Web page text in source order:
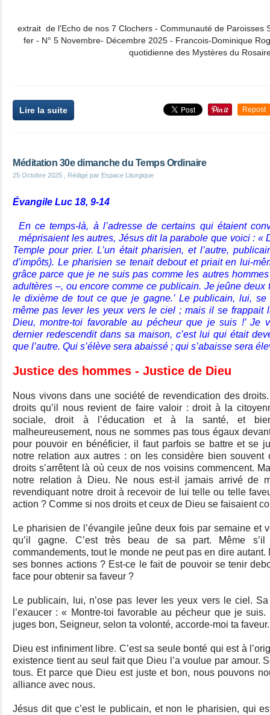
extrait de l'Echo de nos 7 Clochers - Communauté de Paroisses
fer - N° 5 Novembre- Décembre 2025 - Francois-Dominique
quotidienne des Mystères du
Lire la suite Repost
Méditation 30e dimanche du Temps Ordinaire
25 Octobre 2025 , Rédigé par Espace Liturgique
Évangile Luc 18, 9-14
En ce temps-là, à l’adresse de certains qui étaient
méprisaient les autres, Jésus dit la parabole que voici : «
Temple pour prier. L’un était pharisien, et l’autre,
d’impôts). Le pharisien se tenait debout et priait en lui-
grâce parce que je ne suis pas comme les autres
adultères –, ou encore comme ce publicain. Je jeûne deux
le dixième de tout ce que je gagne.’ Le publicain, lui, se
même pas lever les yeux vers le ciel ; mais il se frappait
Dieu, montre-toi favorable au pécheur que je suis !’ Je
dernier redescendit dans sa maison, c’est lui qui était
que l’autre. Qui s’élève sera abaissé ; qui s’abaisse sera
Justice des hommes - Justice de Dieu
Nous vivons dans une société de revendication des
droits qu’il nous revient de faire valoir : droit à la
sociale, droit à l’éducation et à la santé, et
malheureusement, nous ne sommes pas tous égaux
pour pouvoir en bénéficier, il faut parfois se battre et se
notre relation aux autres : on les considère bien souvent
droits s’arrêtent là où ceux de nos voisins commencent.
notre relation à Dieu. Ne nous est-il jamais arrivé de
revendiquant notre droit à recevoir de lui telle ou telle
action ? Comme si nos droits et ceux de Dieu se faisaient
Le pharisien de l’évangile jeûne deux fois par semaine et
qu’il gagne. C’est très beau de sa part. Même s’il
commandements, tout le monde ne peut pas en dire
ses bonnes actions ? Est-ce le fait de pouvoir se tenir
face pour obtenir sa faveur ?
Le publicain, lui, n’ose pas lever les yeux vers le ciel.
l’exaucer : « Montre-toi favorable au pécheur que je
juges bon, Seigneur, selon ta volonté, accorde-moi ta
Dieu est infiniment libre. C’est sa seule bonté qui est à
existence tient au seul fait que Dieu l’a voulue par amour.
tous. Et parce que Dieu est juste et bon, nous pouvons
alliance avec nous.
Jésus dit que c’est le publicain, et non le pharisien, qui